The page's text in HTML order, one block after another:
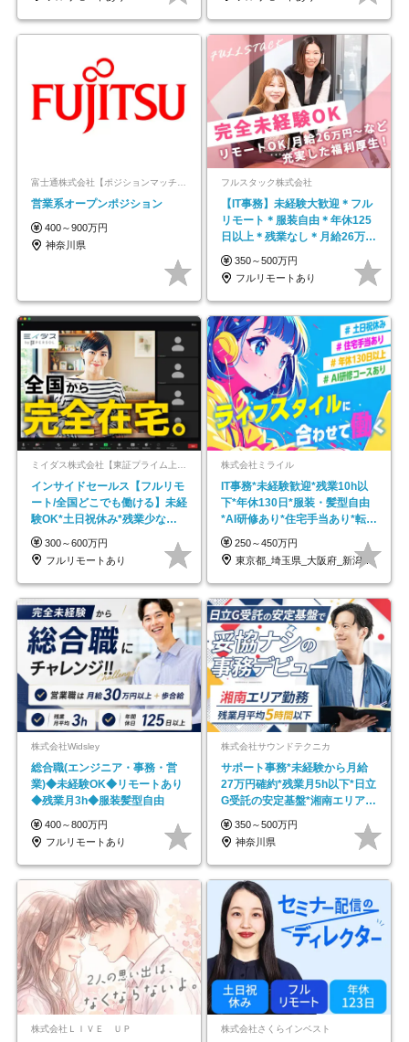
富士通株式会社【ポジションマッチ登録】
営業系オープンポジション
400～900万円
神奈川県
フルスタック株式会社
【IT事務】未経験大歓迎＊フル
リモート＊服装自由＊年休125
日以上＊残業なし＊月給26万円
以上
350～500万円
フルリモートあり
インサイドセールス【フルリモ
ート/全国どこでも働ける】未経
験OK*土日祝休み*残業少なめ*
在宅勤務手当あり
300～600万円
フルリモートあり
株式会社ミライル
IT事務*未経験歓迎*残業10h以
下*年休130日*服装・髪型自由
*AI研修あり*住宅手当あり*転勤
なし
250～450万円
東京都_埼玉県_大阪府_新潟県_福岡県
株式会社Widsley
総合職(エンジニア・事務・営
業)◆未経験OK◆リモートあり
◆残業月3h◆服装髪型自由
400～800万円
フルリモートあり
株式会社サウンドテクニカ
サポート事務*未経験から月給
27万円確約*残業月5h以下*日立
G受託の安定基盤*湘南エリア勤
務
350～500万円
神奈川県
株式会社ＬＩＶＥ ＵＰ 株式会社さくらインベスト